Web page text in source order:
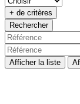
+ de critères
Rechercher
Afficher la liste